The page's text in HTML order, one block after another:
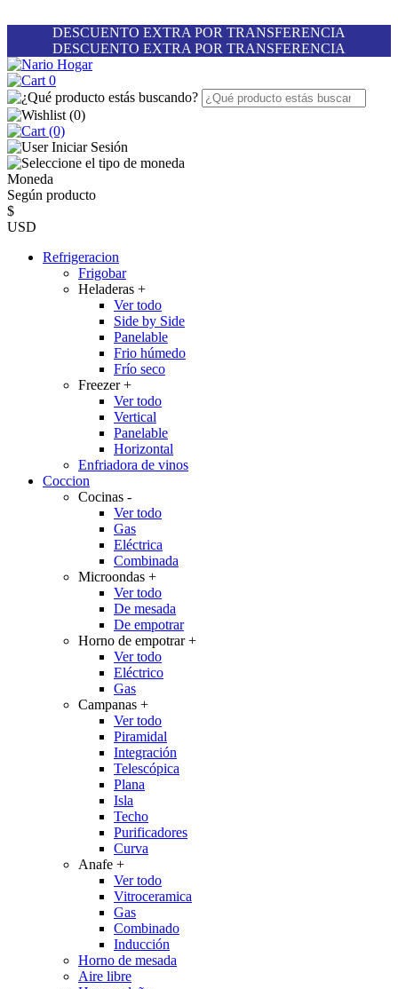
DESCUENTO EXTRA POR TRANSFERENCIA
DESCUENTO EXTRA POR TRANSFERENCIA
0
(0)
(0)
Iniciar Sesión
Moneda
Según producto
$
USD
Refrigeracion
Frigobar
Heladeras +
Ver todo
Side by Side
Panelable
Frio húmedo
Frío seco
Freezer+
Ver todo
Vertical
Panelable
Horizontal
Enfriadora de vinos
Coccion
Cocinas -
Ver todo
Gas
Eléctrica
Combinada
Microondas +
Ver todo
De mesada
De empotrar
Horno de empotrar+
Ver todo
Eléctrico
Gas
Campanas +
Ver todo
Piramidal
Integración
Telescópica
Plana
Isla
Techo
Purificadores
Curva
Anafe +
Ver todo
Vitroceramica
Gas
Combinado
Inducción
Horno de mesada
Aire libre